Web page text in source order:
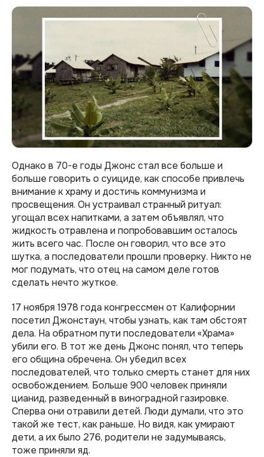
Однако в 70-е годы Джонс стал все больше и
больше говорить о суициде, как способе привлечь
внимание к храму и достичь коммунизма и
просвещения. Он устраивал странный ритуал:
угощал всех напитками, а затем объявлял, что
жидкость отравлена и попробовавшим осталось
жить всего час. После он говорил, что все это
шутка, а последователи прошли проверку. Никто не
мог подумать, что отец на самом деле готов
сделать нечто жуткое.
17 ноября 1978 года конгрессмен от Калифорнии
посетил Джонстаун, чтобы узнать, как там обстоят
дела. На обратном пути последователи «Храма»
убили его. В тот же день Джонс понял, что теперь
его община обречена. Он убедил всех
последователей, что только смерть станет для них
освобождением. Больше 900 человек приняли
цианид, разведенный в виноградной газировке.
Сперва они отравили детей. Люди думали, что это
такой же тест, как раньше. Но видя, как умирают
дети, а их было 276, родители не задумываясь,
тоже приняли яд.